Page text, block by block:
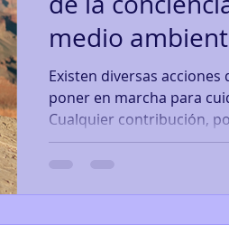
medio
Existen diversas
poner en marcha para
Cualquier contribución,